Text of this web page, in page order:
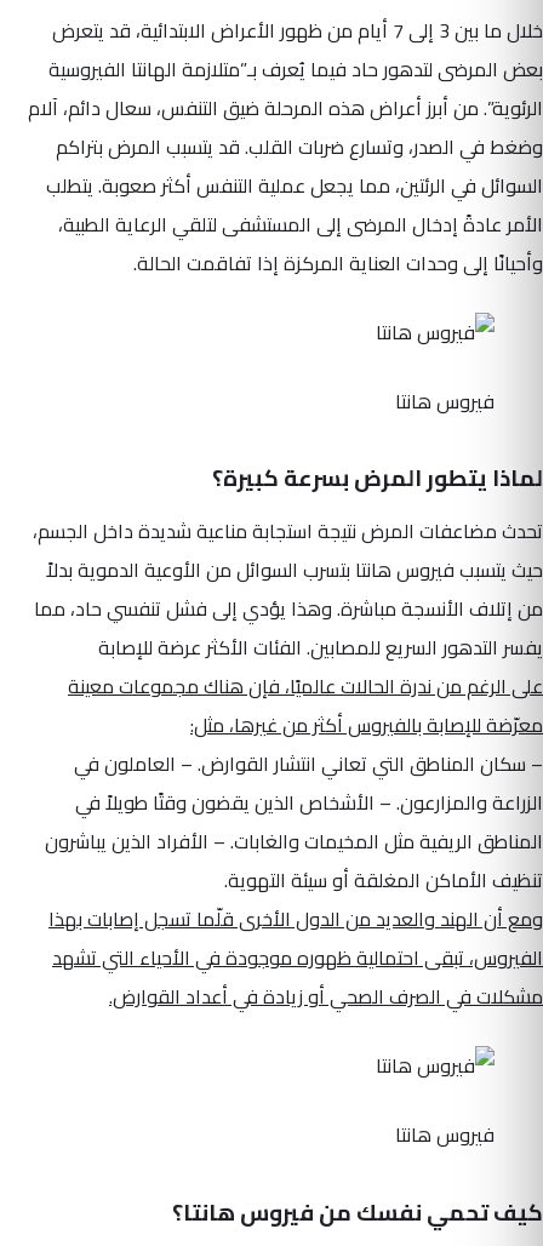
خلال ما بين 3 إلى 7 أيام من ظهور الأعراض الابتدائية، قد يتعرض
بعض المرضى لتدهور حاد فيما يُعرف بـ”متلازمة الهانتا الفيروسية
الرئوية”. من أبرز أعراض هذه المرحلة ضيق التنفس، سعال دائم، آلام
وضغط في الصدر، وتسارع ضربات القلب. قد يتسبب المرض بتراكم
السوائل في الرئتين، مما يجعل عملية التنفس أكثر صعوبة. يتطلب
الأمر عادةً إدخال المرضى إلى المستشفى لتلقي الرعاية الطبية،
وأحيانًا إلى وحدات العناية المركزة إذا تفاقمت الحالة.
فيروس هانتا
لماذا يتطور المرض بسرعة كبيرة؟
تحدث مضاعفات المرض نتيجة استجابة مناعية شديدة داخل الجسم،
حيث يتسبب فيروس هانتا بتسرب السوائل من الأوعية الدموية بدلاً
من إتلاف الأنسجة مباشرة. وهذا يؤدي إلى فشل تنفسي حاد، مما
يفسر التدهور السريع للمصابين. الفئات الأكثر عرضة للإصابة
على الرغم من ندرة الحالات عالميًا، فإن هناك مجموعات معينة
معرّضة للإصابة بالفيروس أكثر من غيرها، مثل:
– سكان المناطق التي تعاني انتشار القوارض. – العاملون في
الزراعة والمزارعون. – الأشخاص الذين يقضون وقتًا طويلاً في
المناطق الريفية مثل المخيمات والغابات. – الأفراد الذين يباشرون
تنظيف الأماكن المغلقة أو سيئة التهوية.
ومع أن الهند والعديد من الدول الأخرى قلّما تسجل إصابات بهذا
الفيروس، تبقى احتمالية ظهوره موجودة في الأحياء التي تشهد
مشكلات في الصرف الصحي أو زيادة في أعداد القوارض.
فيروس هانتا
كيف تحمي نفسك من فيروس هانتا؟